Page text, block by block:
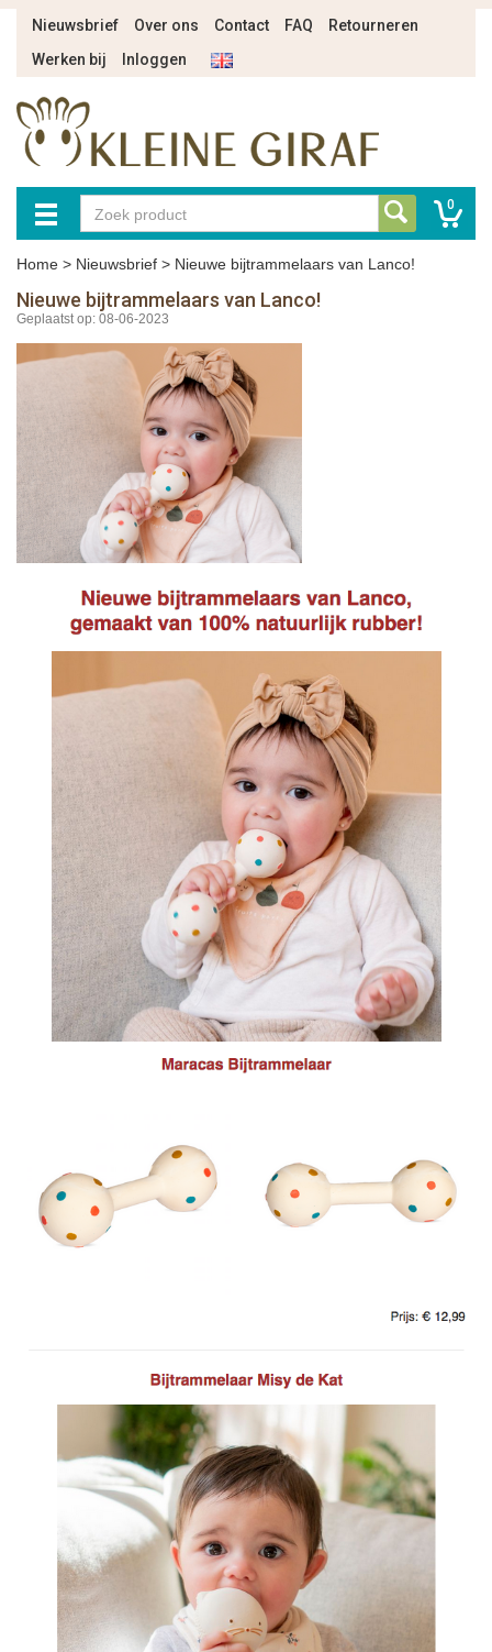
Nieuwsbrief Over ons Contact FAQ
Retourneren
Werken bij
Inloggen
0
Home > Nieuwsbrief > Nieuwe bijtrammelaars van Lanco!
Nieuwe bijtrammelaars van Lanco!
Geplaatst op: 08-06-2023